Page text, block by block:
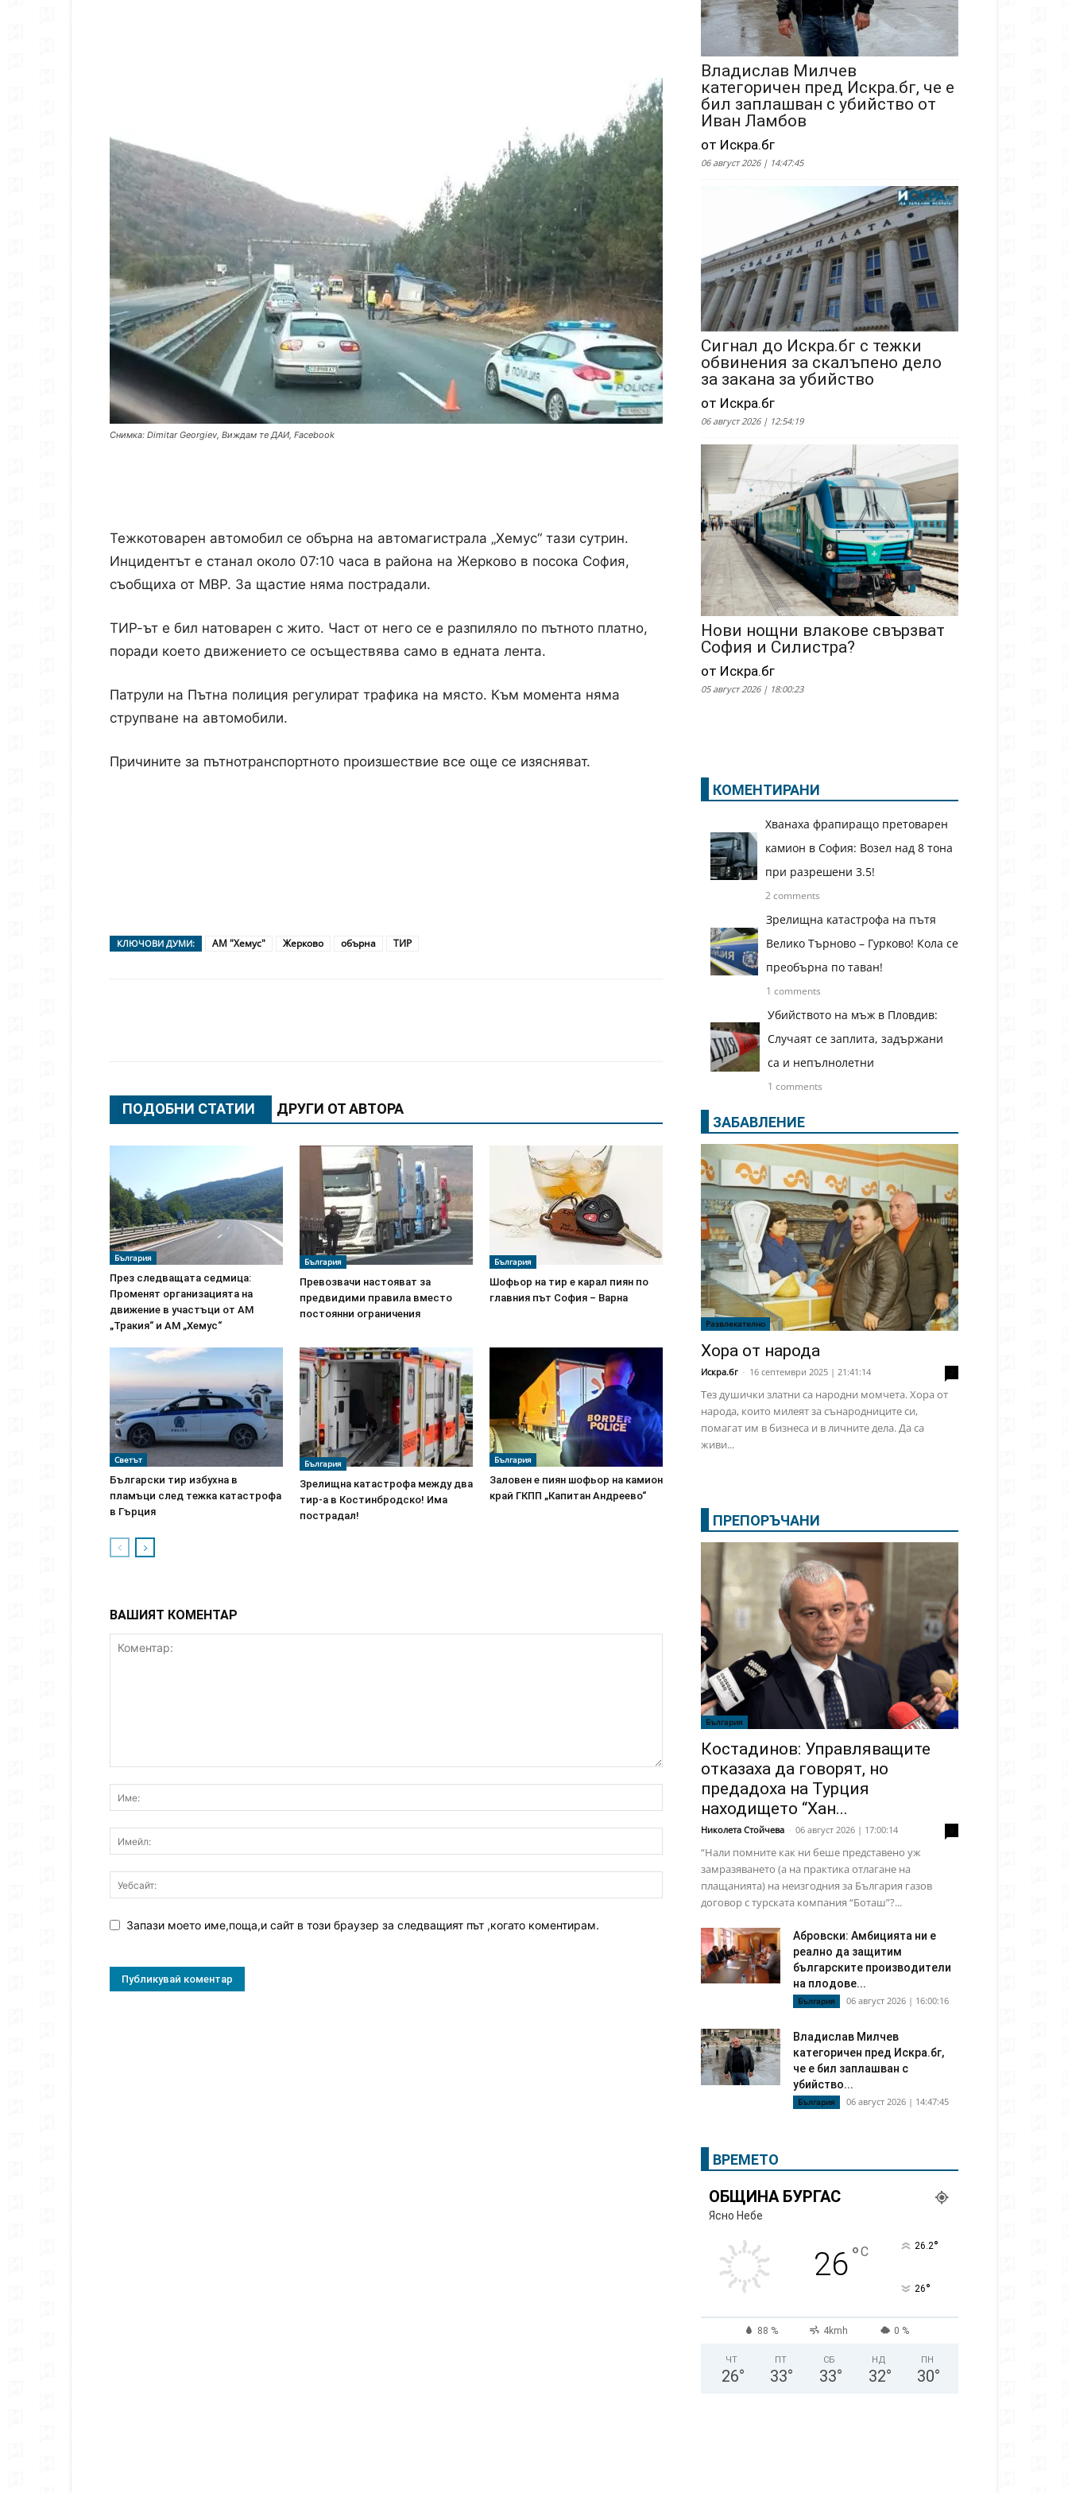
Снимка: Dimitar Georgiev, Виждам те ДАИ, Facebook
Тежкотоварен автомобил се обърна на автомагистрала „Хемус“ тази сутрин.
Инцидентът е станал около 07:10 часа в района на Жерково в посока София,
съобщиха от МВР. За щастие няма пострадали.
ТИР-ът е бил натоварен с жито. Част от него се е разпиляло по пътното платно,
поради което движението се осъществява само в едната лента.
Патрули на Пътна полиция регулират трафика на място. Към момента няма
струпване на автомобили.
Причините за пътнотранспортното произшествие все още се изясняват.
КЛЮЧОВИ ДУМИ: АМ "Хемус" Жерково обърна ТИР
ПОДОБНИ СТАТИИ ДРУГИ ОТ АВТОРА
България
През следващата седмица:
Променят организацията на
движение в участъци от АМ
„Тракия“ и АМ „Хемус“
България
Превозвачи настояват за
предвидими правила вместо
постоянни ограничения
България
Шофьор на тир е карал пиян по
главния път София – Варна
Светът
Български тир избухна в
пламъци след тежка катастрофа
в Гърция
България
Зрелищна катастрофа между два
тир-а в Костинбродско! Има
пострадал!
България
Заловен е пиян шофьор на камион
край ГКПП „Капитан Андреево“
ВАШИЯТ КОМЕНТАР
Запази моето име,поща,и сайт в този браузер за следващият път ,когато коментирам.
Владислав Милчев
категоричен пред Искра.бг, че е
бил заплашван с убийство от
Иван Ламбов
от Искра.бг
06 август 2026 | 14:47:45
Сигнал до Искра.бг с тежки
обвинения за скалъпено дело
за закана за убийство
от Искра.бг
06 август 2026 | 12:54:19
Нови нощни влакове свързват
София и Силистра?
от Искра.бг
05 август 2026 | 18:00:23
КОМЕНТИРАНИ
Хванаха фрапиращо претоварен
камион в София: Возел над 8 тона
при разрешени 3.5!
2 comments
Зрелищна катастрофа на пътя
Велико Търново – Гурково! Кола се
преобърна по таван!
1 comments
Убийството на мъж в Пловдив:
Случаят се заплита, задържани
са и непълнолетни
1 comments
ЗАБАВЛЕНИЕ
Развлекателно
Хора от народа
Искра.бг - 16 септември 2025 | 21:41:14
Тез душички златни са народни момчета. Хора от
народа, които милеят за сънародниците си,
помагат им в бизнеса и в личните дела. Да са
живи...
ПРЕПОРЪЧАНИ
България
Костадинов: Управляващите
отказаха да говорят, но
предадоха на Турция
находището “Хан...
Николета Стойчева - 06 август 2026 | 17:00:14
“Нали помните как ни беше представено уж
замразяването (а на практика отлагане на
плащанията) на неизгодния за България газов
договор с турската компания “Боташ”?...
Абровски: Амбицията ни е
реално да защитим
българските производители
на плодове...
България 06 август 2026 | 16:00:16
Владислав Милчев
категоричен пред Искра.бг,
че е бил заплашван с
убийство...
България 06 август 2026 | 14:47:45
ВРЕМЕТО
ОБЩИНА БУРГАС
Ясно Небе
26°C 26.2°
26°
88 % 4kmh 0 %
ЧТ
26°
ПТ
33°
СБ
33°
НД
32°
ПН
30°